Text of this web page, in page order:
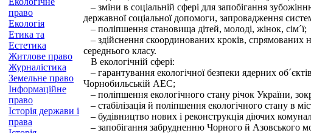
право
Екологія
Етика та
Естетика
Житлове право
Журналістика
Земельне право
Інформаційне
право
Історія держави і
права
– зміни в соціальній сфері для запобігання
державної соціальної допомоги, запровадження
– поліпшення становища дітей, молоді, жінок, сім´ї;
– здійснення скоординованих кроків, спрямованих
середнього класу.
В екологічній сфері:
– гарантування екологічної безпеки ядерних
Чорнобильській АЕС;
– поліпшення екологічного стану річок України,
– стабілізація й поліпшення екологічного стану в
– будівництво нових і реконструкція діючих
– запобігання забрудненню Чорного й Азовського